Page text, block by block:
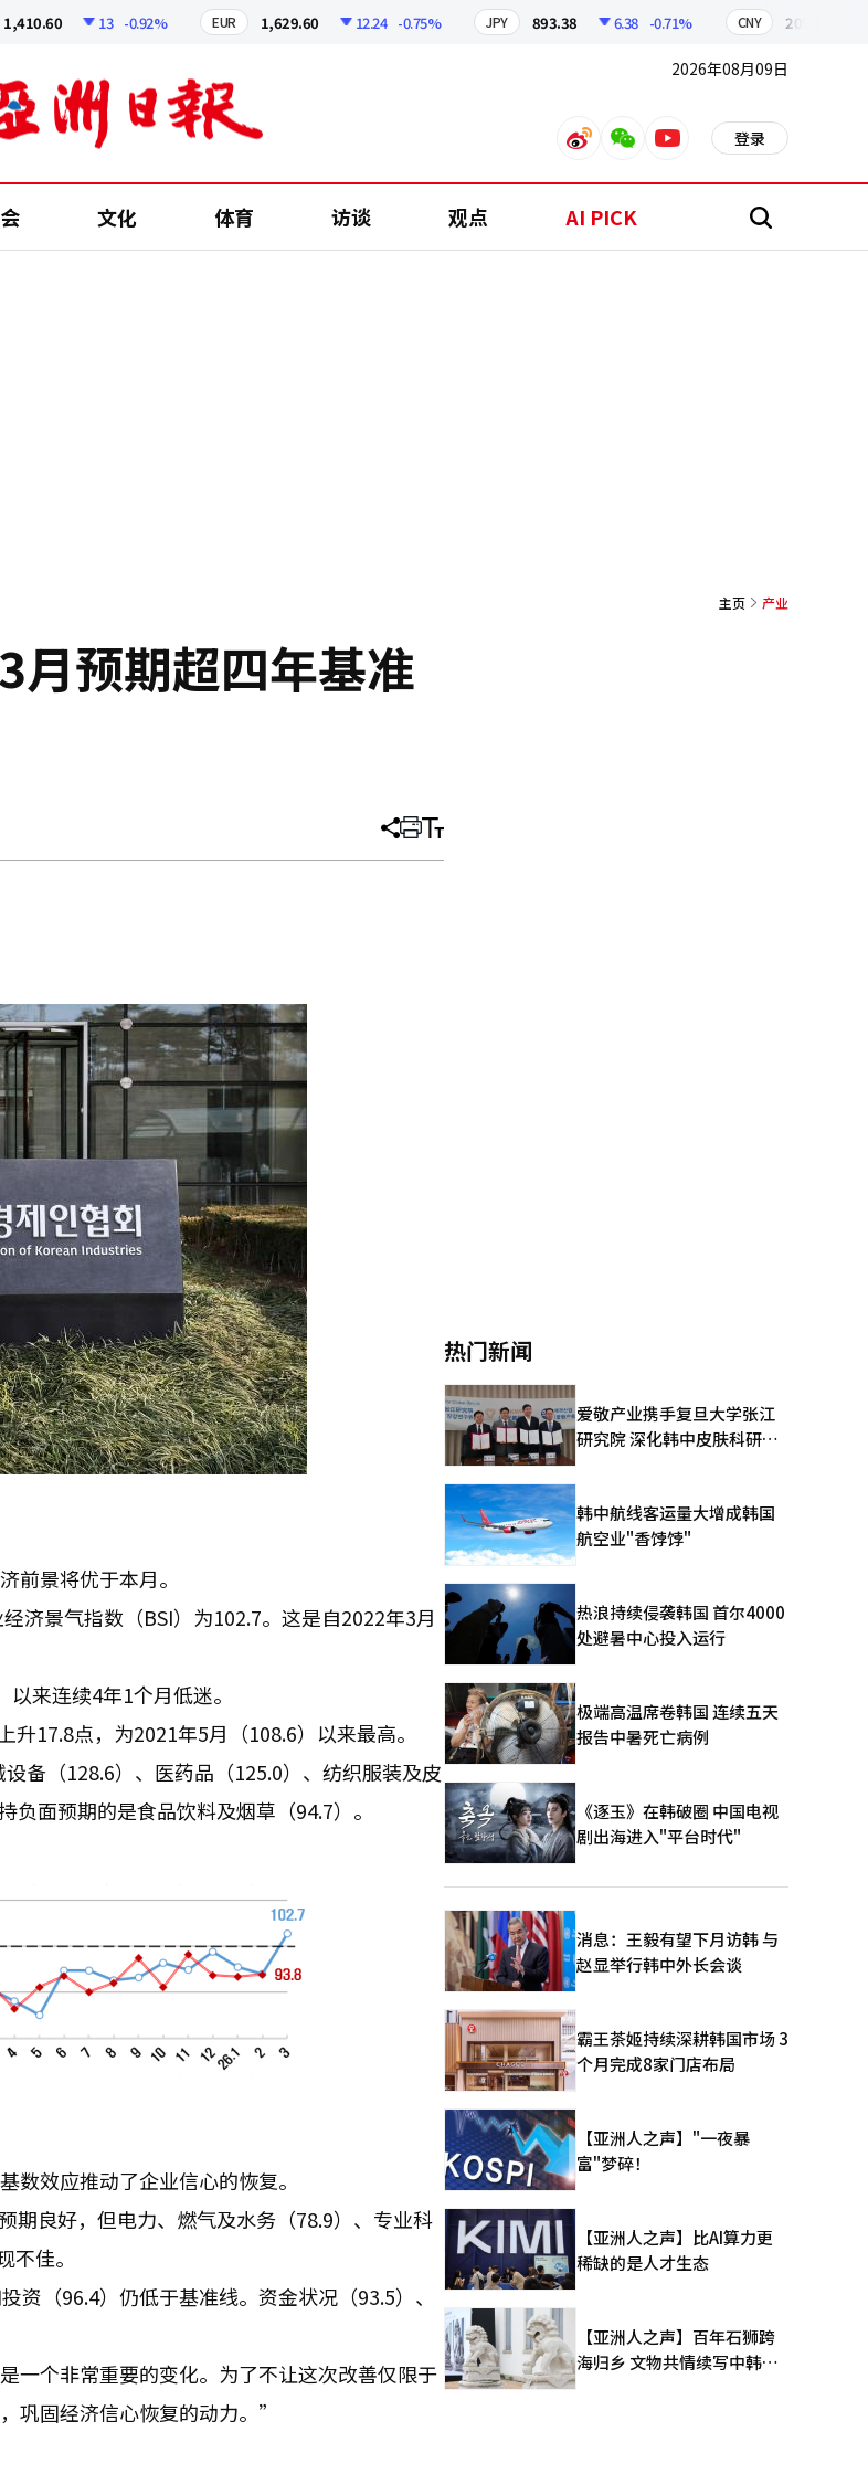
13 -0.92% EUR 1,629.60 12.24 -0.75% JPY 893.38 6.38 -0.71% CNY 209.17
2026年08月09日
weiboweixinyoutube 登录
文化 体育 访谈 观点 AI PICK 搜
主页 产业
月预期超四年基准
分
文
打 调
大
前景将优于本月。
济景气指数（BSI）为102.7。这是自2022年3月
来连续4年1个月低迷。
17.8点，为2021年5月（108.6）以来最高。
备（128.6）、医药品（125.0）、纺织服装及皮
面预期的是食品饮料及烟草（94.7）。
数效应推动了企业信心的恢复。
期良好，但电力、燃气及水务（78.9）、专业科
佳。
（96.4）仍低于基准线。资金状况（93.5）、
一个非常重要的变化。为了不让这次改善仅限于
巩固经济信心恢复的动力。”
热门新闻
爱敬产业携手复旦大学张江
研究院 深化韩中皮肤科研合
韩中航线客运量大增成韩国
航空业"香饽饽"
热浪持续侵袭韩国 首尔4000
处避暑中心投入运行
极端高温席卷韩国 连续五天
报告中暑死亡病例
《逐玉》在韩破圈 中国电视
剧出海进入"平台时代"
消息：王毅有望下月访韩 与
赵显举行韩中外长会谈
霸王茶姬持续深耕韩国市场 3
个月完成8家门店布局
【亚洲人之声】"一夜暴
富"梦碎！
【亚洲人之声】比AI算力更
稀缺的是人才生态
【亚洲人之声】百年石狮跨
海归乡 文物共情续写中韩人